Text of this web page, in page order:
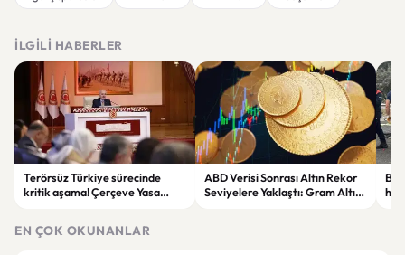
İLGILI HABERLER
Terörsüz Türkiye sürecinde
kritik aşama! Çerçeve Yasa
ABD Verisi Sonrası Altın Rekor
Seviyelere Yaklaştı: Gram Altın
EN ÇOK OKUNANLAR